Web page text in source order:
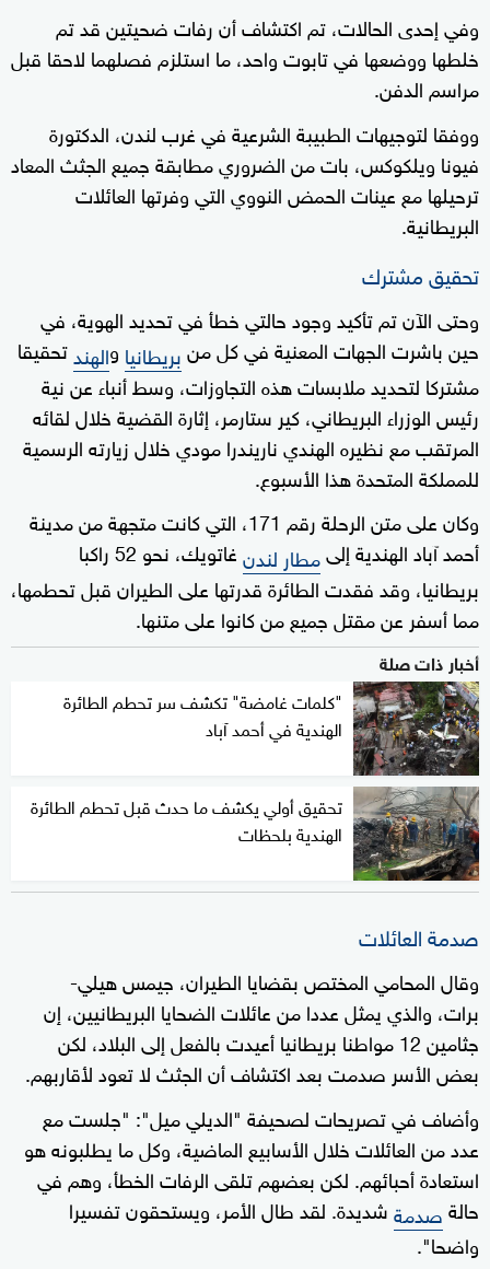
وفي إحدى الحالات، تم اكتشاف أن رفات ضحيتين قد تم
خلطها ووضعها في تابوت واحد، ما استلزم فصلهما لاحقا قبل
مراسم الدفن.
ووفقا لتوجيهات الطبيبة الشرعية في غرب لندن، الدكتورة
فيونا ويلكوكس، بات من الضروري مطابقة جميع الجثث المعاد
ترحيلها مع عينات الحمض النووي التي وفرتها العائلات
البريطانية.
تحقيق مشترك
وحتى الآن تم تأكيد وجود حالتي خطأ في تحديد الهوية، في
حين باشرت الجهات المعنية في كل منبريطانيا والهندتحقيقا
مشتركا لتحديد ملابسات هذه التجاوزات، وسط أنباء عن نية
رئيس الوزراء البريطاني، كير ستارمر، إثارة القضية خلال لقائه
المرتقب مع نظيره الهندي ناريندرا مودي خلال زيارته الرسمية
للمملكة المتحدة هذا الأسبوع.
وكان على متن الرحلة رقم 171، التي كانت متجهة من مدينة
أحمد آباد الهندية إلىمطار لندن
غاتويك، نحو 52 راكبا
بريطانيا، وقد فقدت الطائرة قدرتها على الطيران قبل تحطمها،
مما أسفر عن مقتل جميع من كانوا على متنها.
أخبار ذات صلة
"كلمات غامضة" تكشف سر تحطم الطائرة
الهندية في أحمد آباد
تحقيق أولي يكشف ما حدث قبل تحطم الطائرة
الهندية بلحظات
صدمة العائلات
وقال المحامي المختص بقضايا الطيران، جيمس هيلي-
برات، والذي يمثل عددا من عائلات الضحايا البريطانيين، إن
جثامين 12 مواطنا بريطانيا أعيدت بالفعل إلى البلاد، لكن
بعض الأسر صدمت بعد اكتشاف أن الجثث لا تعود لأقاربهم.
وأضاف في تصريحات لصحيفة "الديلي ميل": "جلست مع
عدد من العائلات خلال الأسابيع الماضية، وكل ما يطلبونه هو
استعادة أحبائهم. لكن بعضهم تلقى الرفات الخطأ، وهم في
حالةصدمةشديدة. لقد طال الأمر، ويستحقون تفسيرا
واضحا".